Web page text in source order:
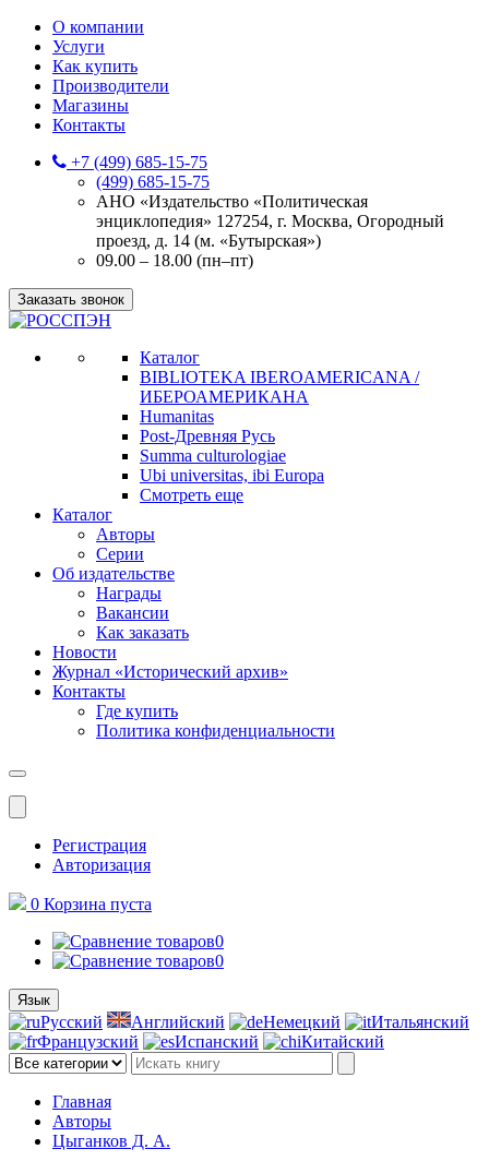
О компании
Услуги
Как купить
Производители
Магазины
Контакты
+7 (499) 685-15-75
(499) 685-15-75
АНО «Издательство «Политическая
энциклопедия» 127254, г. Москва, Огородный
проезд, д. 14 (м. «Бутырская»)
09.00 – 18.00 (пн–пт)
Заказать звонок
Каталог
BIBLIOTEKA IBEROAMERICANA /
ИБЕРОАМЕРИКАНА
Humanitas
Post-Древняя Русь
Summa culturologiae
Ubi universitas, ibi Europa
Смотреть еще
Каталог
Авторы
Серии
Об издательстве
Награды
Вакансии
Как заказать
Новости
Журнал «Исторический архив»‎
Контакты
Где купить
Политика конфиденциальности
Меню
Регистрация
Авторизация
0 Корзина пуста
0
0
Язык
Русский Английский Немецкий
Итальянский
Французский
Испанский Китайский
Главная
Авторы
Цыганков Д. А.